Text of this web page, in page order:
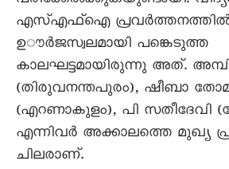
എസ്എഫ്ഐ
ഉൗർജസ്വലമായി പങ്കെടുത്ത
കാലഘട്ടമായിരുന്നു അത്.
(തിരുവനന്തപുരം), ഷീബാ
(എറണാകുളം), പി സതീദേവി
എന്നിവർ അക്കാലത്തെ മുഖ്യ
ചിലരാണ്.